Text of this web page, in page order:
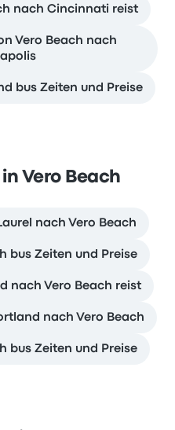
nach Cincinnati reist
Vero Beach nach
bus Zeiten und Preise
Vero Beach
nach Vero Beach
bus Zeiten und Preise
nach Vero Beach reist
nach Vero Beach
bus Zeiten und Preise